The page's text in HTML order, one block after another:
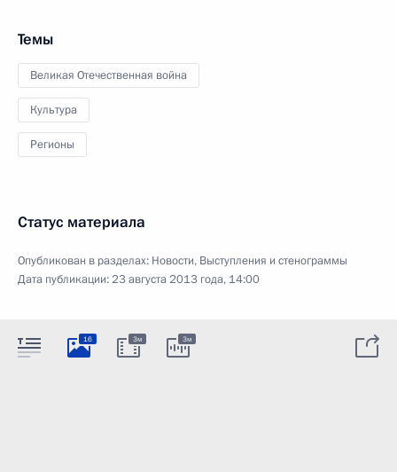
Темы
Великая Отечественная война
Культура
Регионы
Статус материала
Опубликован в разделах: Новости, Выступления и стенограммы
Дата публикации:23 августа 2013 года, 14:00
16 3м 3м